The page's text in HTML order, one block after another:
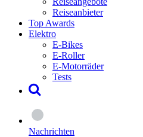
Reiseanbieter
Top Awards
Elektro
E-Bikes
E-Roller
E-Motorräder
Tests
Nachrichten